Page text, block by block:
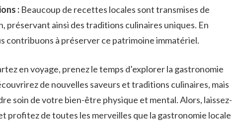
: Beaucoup⁣ de recettes locales sont transmises de
préservant ‌ainsi des traditions culinaires uniques. ⁢En
contribuons à préserver ce patrimoine immatériel.
en voyage, prenez ‌le temps d’explorer⁢ la gastronomie
de nouvelles ​saveurs et traditions ‍culinaires, mais
‍soin de votre ⁤bien-être physique et‌ mental. Alors, laissez-
profitez de ‍toutes⁤ les ⁣merveilles que la⁢ gastronomie locale